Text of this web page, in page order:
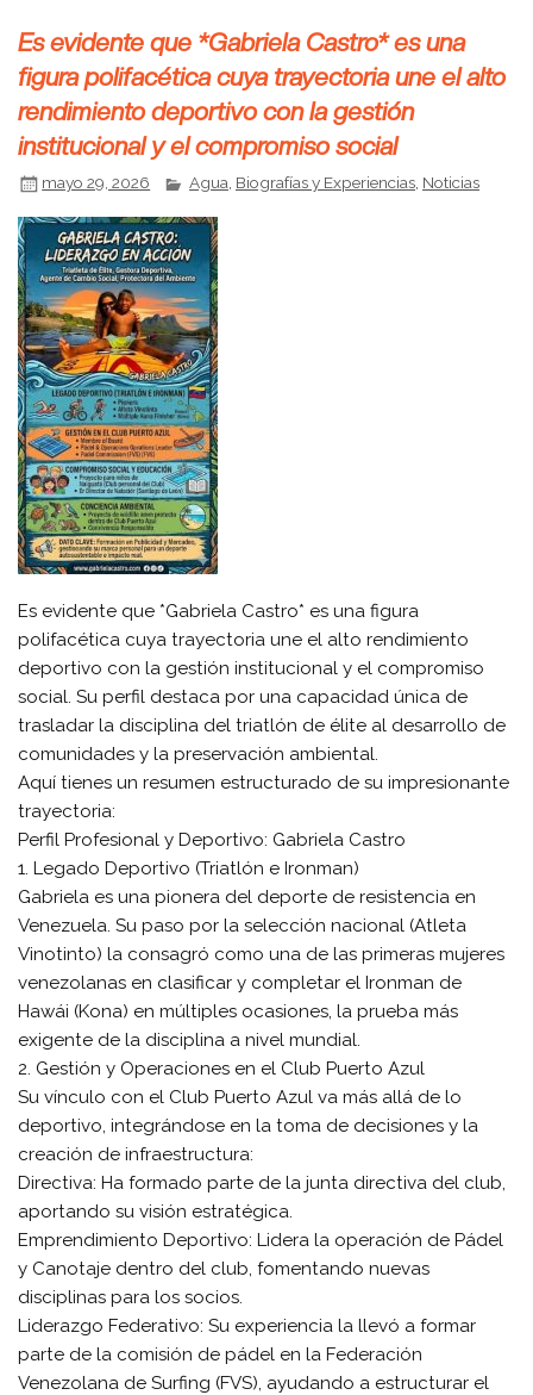
Es evidente que *Gabriela Castro* es una
figura polifacética cuya trayectoria une el alto
rendimiento deportivo con la gestión
institucional y el compromiso social
mayo 29, 2026 Agua, Biografías y Experiencias, Noticias
Es evidente que *Gabriela Castro* es una figura
polifacética cuya trayectoria une el alto rendimiento
deportivo con la gestión institucional y el compromiso
social. Su perfil destaca por una capacidad única de
trasladar la disciplina del triatlón de élite al desarrollo de
comunidades y la preservación ambiental.
​Aquí tienes un resumen estructurado de su impresionante
trayectoria:
​Perfil Profesional y Deportivo: Gabriela Castro
​1. Legado Deportivo (Triatlón e Ironman)
​Gabriela es una pionera del deporte de resistencia en
Venezuela. Su paso por la selección nacional (Atleta
Vinotinto) la consagró como una de las primeras mujeres
venezolanas en clasificar y completar el Ironman de
Hawái (Kona) en múltiples ocasiones, la prueba más
exigente de la disciplina a nivel mundial.
​2. Gestión y Operaciones en el Club Puerto Azul
​Su vínculo con el Club Puerto Azul va más allá de lo
deportivo, integrándose en la toma de decisiones y la
creación de infraestructura:
​Directiva: Ha formado parte de la junta directiva del club,
aportando su visión estratégica.
​Emprendimiento Deportivo: Lidera la operación de Pádel
y Canotaje dentro del club, fomentando nuevas
disciplinas para los socios.
​Liderazgo Federativo: Su experiencia la llevó a formar
parte de la comisión de pádel en la Federación
Venezolana de Surfing (FVS), ayudando a estructurar el